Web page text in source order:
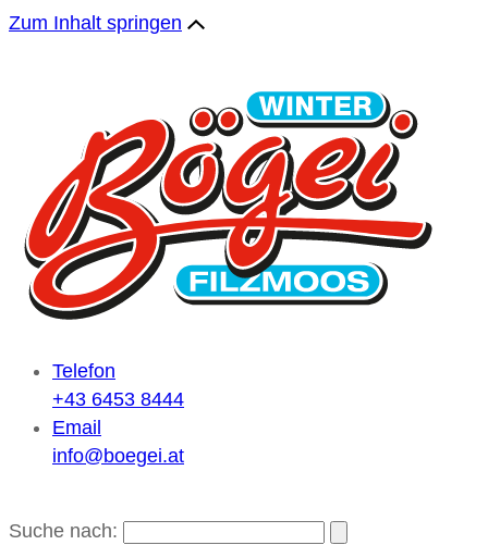
Zum Inhalt springen
Telefon
+43 6453 8444
Email
info@boegei.at
Suche nach: